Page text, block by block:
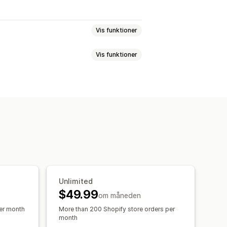
Vis funktioner
Vis funktioner
month
Unlimited
$49.99om måneden
More than 200 Shopify store orders per
month